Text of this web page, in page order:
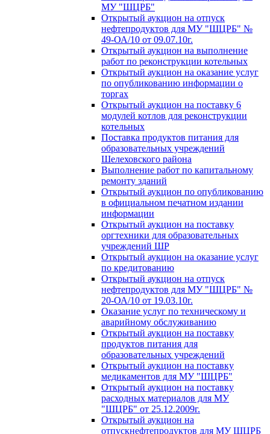
МУ "ШЦРБ"
Открытый аукцион на отпуск
нефтепродуктов для МУ "ШЦРБ" №
49-ОА/10 от 09.07.10г.
Открытый аукцион на выполнение
работ по реконструкции котельных
Открытый аукцион на оказание услуг
по опубликованию информации о
торгах
Открытый аукцион на поставку 6
модулей котлов для реконструкции
котельных
Поставка продуктов питания для
образовательных учреждений
Шелеховского района
Выполнение работ по капитальному
ремонту зданий
Открытый аукцион по опубликованию
в официальном печатном издании
информации
Открытый аукцион на поставку
оргтехники для образовательных
учреждений ШР
Открытый аукцион на оказание услуг
по кредитованию
Открытый аукцион на отпуск
нефтепродуктов для МУ "ШЦРБ" №
20-ОА/10 от 19.03.10г.
Оказание услуг по техническому и
аварийному обслуживанию
Открытый аукцион на поставку
продуктов питания для
образовательных учреждений
Открытый аукцион на поставку
медикаментов для МУ "ШЦРБ"
Открытый аукцион на поставку
расходных материалов для МУ
"ШЦРБ" от 25.12.2009г.
Открытый аукцион на
отпускнефтепродуктов для МУ ШЦРБ